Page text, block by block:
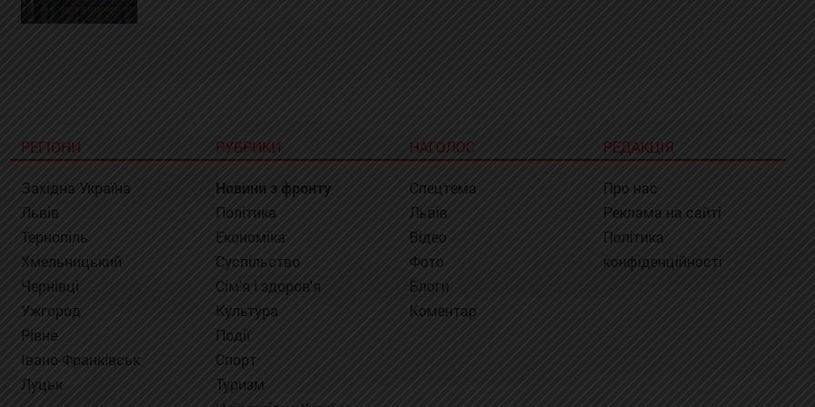
РЕГІОНИ
Західна Україна
Львів
Тернопіль
Хмельницький
Чернівці
Ужгород
Рівне
Івано-Франківськ
Луцьк
РУБРИКИ
Новини з фронту
Політика
Економіка
Суспільство
Сім'я і здоров'я
Культура
Події
Спорт
Туризм
НАГОЛОС
Спецтема
Львів
Відео
Фото
Блоги
Коментар
РЕДАКЦІЯ
Про нас
Реклама на сайті
Політика
конфіденційності